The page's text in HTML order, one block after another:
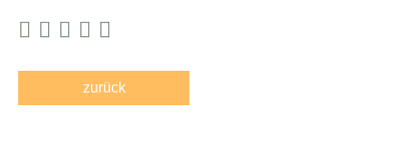
zurück